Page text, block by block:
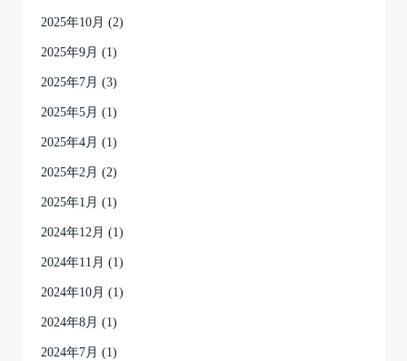
2025年10月 (2)
2025年9月 (1)
2025年7月 (3)
2025年5月 (1)
2025年4月 (1)
2025年2月 (2)
2025年1月 (1)
2024年12月 (1)
2024年11月 (1)
2024年10月 (1)
2024年8月 (1)
2024年7月 (1)